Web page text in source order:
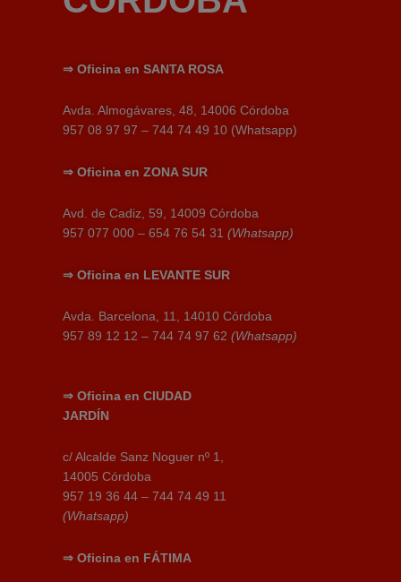
⇒ Oficina en SANTA ROSA
Avda. Almogávares, 48, 14006 Córdoba
957 08 97 97 – 744 74 49 10 (Whatsapp)
⇒ Oficina en ZONA SUR
Avd. de Cadiz, 59, 14009 Córdoba
957 077 000 – 654 76 54 31 (Whatsapp)
⇒ Oficina en LEVANTE SUR
Avda. Barcelona, 11, 14010 Córdoba
957 89 12 12 – 744 74 97 62 (Whatsapp)
⇒ Oficina en CIUDAD
JARDÍN
c/ Alcalde Sanz Noguer nº 1,
14005 Córdoba
957 19 36 44 – 744 74 49 11
(Whatsapp)
⇒ Oficina en FÁTIMA